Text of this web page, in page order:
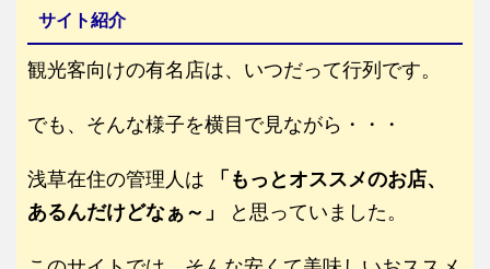
サイト紹介
観光客向けの有名店は、いつだって行列です。
でも、そんな様子を横目で見ながら・・・
浅草在住の管理人は
「もっとオススメのお店、
あるんだけどなぁ～」
と思っていました。